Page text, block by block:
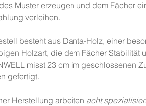
Muster erzeugen und dem Fächer
verleihen.
besteht aus Danta-Holz, einer
Holzart, die dem Fächer Stabilität
misst 23 cm im geschlossenen
gefertigt.
Herstellung arbeiten acht